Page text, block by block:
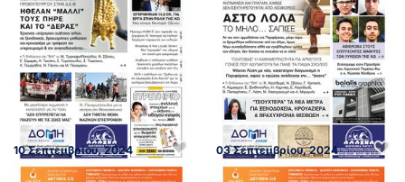
10 Σεπτεμβρίου, 2024 03 Σεπτεμβρίου, 2024